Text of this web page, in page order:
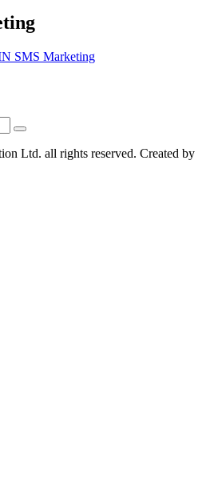
Ltd. all rights reserved. Created by